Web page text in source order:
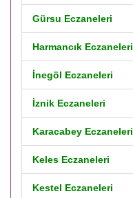
Gürsu Eczaneleri
Harmancık Eczaneleri
İnegöl Eczaneleri
İznik Eczaneleri
Karacabey Eczaneleri
Keles Eczaneleri
Kestel Eczaneleri